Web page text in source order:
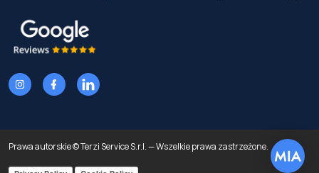
Prawa autorskie © Terzi Service S.r.l. — Wszelkie prawa zastrzeżone.